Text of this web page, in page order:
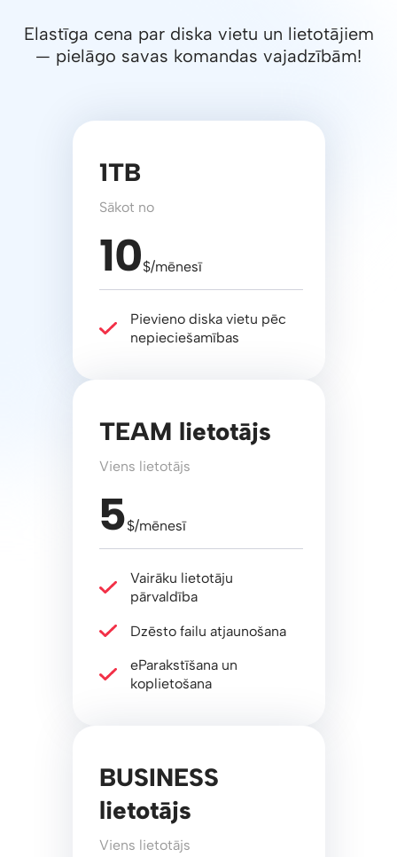
Elastīga cena par diska vietu un lietotājiem
— pielāgo savas komandas vajadzībām!
1TB
Sākot no
10$/mēnesī
Pievieno diska vietu pēc
nepieciešamības
TEAM lietotājs
Viens lietotājs
5$/mēnesī
Vairāku lietotāju
pārvaldība
Dzēsto failu atjaunošana
eParakstīšana un
koplietošana
BUSINESS
lietotājs
Viens lietotājs